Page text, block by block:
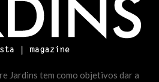
Jardins tem como objetivos dar a